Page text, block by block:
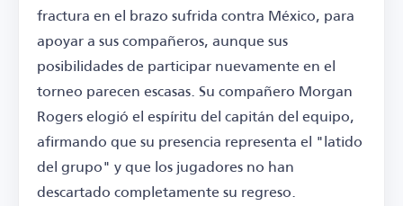
fractura en el brazo sufrida contra México, para
apoyar a sus compañeros, aunque sus
posibilidades de participar nuevamente en el
torneo parecen escasas. Su compañero Morgan
Rogers elogió el espíritu del capitán del equipo,
afirmando que su presencia representa el "latido
del grupo" y que los jugadores no han
descartado completamente su regreso.